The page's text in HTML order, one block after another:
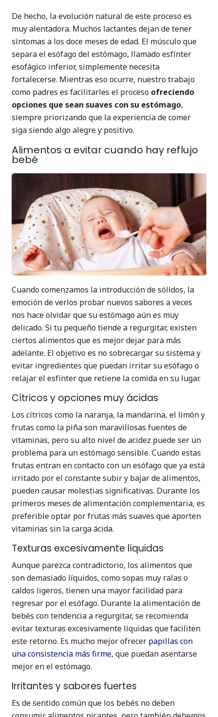
De hecho, la evolución natural de este proceso es
muy alentadora. Muchos lactantes dejan de tener
síntomas a los doce meses de edad. El músculo que
separa el esófago del estómago, llamado esfínter
esofágico inferior, simplemente necesita
fortalecerse. Mientras eso ocurre, nuestro trabajo
como padres es facilitarles el proceso ofreciendo
opciones que sean suaves con su estómago,
siempre priorizando que la experiencia de comer
siga siendo algo alegre y positivo.
Alimentos a evitar cuando hay reflujo
bebé
Cuando comenzamos la introducción de sólidos, la
emoción de verlos probar nuevos sabores a veces
nos hace olvidar que su estómago aún es muy
delicado. Si tu pequeño tiende a regurgitar, existen
ciertos alimentos que es mejor dejar para más
adelante. El objetivo es no sobrecargar su sistema y
evitar ingredientes que puedan irritar su esófago o
relajar el esfínter que retiene la comida en su lugar.
Cítricos y opciones muy ácidas
Los cítricos como la naranja, la mandarina, el limón y
frutas como la piña son maravillosas fuentes de
vitaminas, pero su alto nivel de acidez puede ser un
problema para un estómago sensible. Cuando estas
frutas entran en contacto con un esófago que ya está
irritado por el constante subir y bajar de alimentos,
pueden causar molestias significativas. Durante los
primeros meses de alimentación complementaria, es
preferible optar por frutas más suaves que aporten
vitaminas sin la carga ácida.
Texturas excesivamente líquidas
Aunque parezca contradictorio, los alimentos que
son demasiado líquidos, como sopas muy ralas o
caldos ligeros, tienen una mayor facilidad para
regresar por el esófago. Durante la alimentación de
bebés con tendencia a regurgitar, se recomienda
evitar texturas excesivamente líquidas que faciliten
este retorno. Es mucho mejor ofrecer papillas con
una consistencia más firme, que puedan asentarse
mejor en el estómago.
Irritantes y sabores fuertes
Es de sentido común que los bebés no deben